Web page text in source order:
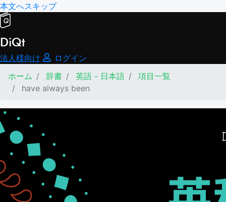
本文へスキップ
DiQt
法人様向け
ログイン
ホーム
辞書 英語 - 日本語
項目一覧
have always been